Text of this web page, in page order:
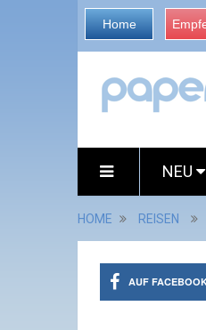
Home
NEU
HOME REISEN
AUF